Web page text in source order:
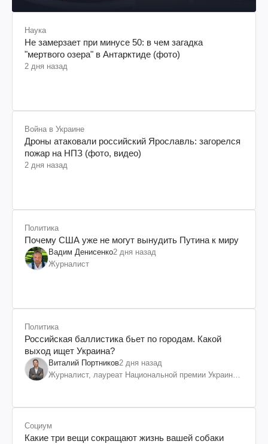
Наука
Не замерзает при минусе 50: в чем загадка
"мертвого озера" в Антарктиде (фото)
2 дня назад
Война в Украине
Дроны атаковали российский Ярославль: загорелся
пожар на НПЗ (фото, видео)
2 дня назад
Политика
Почему США уже не могут вынудить Путина к миру
Вадим Денисенко2 дня назад
Журналист
Политика
Российская баллистика бьет по городам. Какой
выход ищет Украина?
Виталий Портников2 дня назад
Журналист, лауреат Национальной премии Украины
Социум
Какие три вещи сокращают жизнь вашей собаки